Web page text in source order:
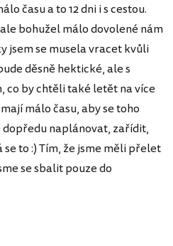
času a to 12 dni i s cestou.
bohužel málo dovolené nám
jsem se musela vracet kvůli
děsně hektické, ale s
co by chtěli také letět na více
málo času, aby se toho
dopředu naplánovat, zařídit,
to :) Tím, že jsme měli přelet
se sbalit pouze do